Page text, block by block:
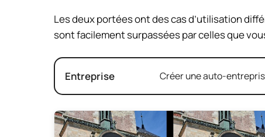
Les deux portées ont des cas d’utilisation
sont facilement surpassées par celles que
Entreprise Créer une auto-